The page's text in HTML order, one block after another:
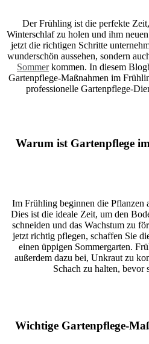
Der Frühling ist die perfekte
Winterschlaf zu holen und ihm
jetzt die richtigen Schritte
wunderschön aussehen, sondern
Sommerkommen. In diesem
Gartenpflege-Maßnahmen im
professionelle Gartenpflege-
Warum ist Gartenpflege
Im Frühling beginnen die Pflanzen
Dies ist die ideale Zeit, um den
schneiden und das Wachstum zu
jetzt richtig pflegen, schaffen Sie
einen üppigen Sommergarten.
außerdem dazu bei, Unkraut zu
Schach zu halten, bevor
Wichtige Gartenpflege-